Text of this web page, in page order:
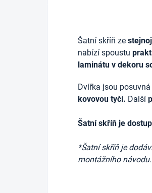
Šatní skříň ze
nabízí spoustu
laminátu v dekoru
Dvířka jsou
kovovou tyčí. Další
Šatní skříň je
*Šatní skříň je
montážního návodu.